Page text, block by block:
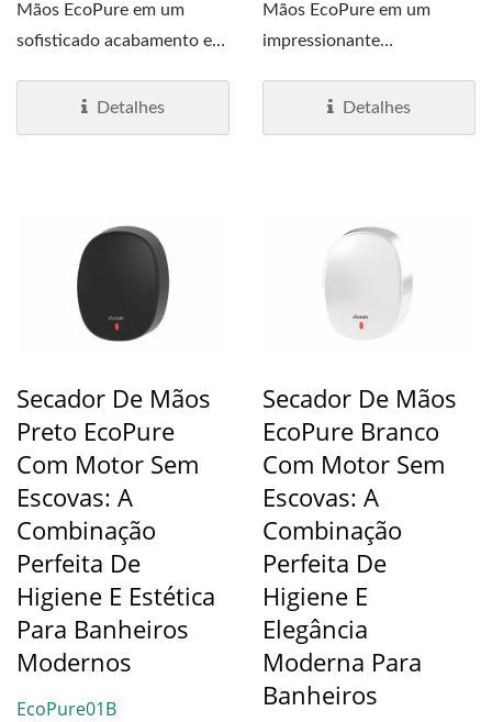
Mãos EcoPure em um
sofisticado acabamento em
Detalhes
Mãos EcoPure em um
impressionante
inoxidável,...Detalhes
Secador De Mãos
Preto EcoPure
Com Motor Sem
Escovas: A
Combinação
Perfeita De
Higiene E Estética
Para Banheiros
Modernos
EcoPure01B
Secador De Mãos
EcoPure Branco
Com Motor Sem
Escovas: A
Combinação
Perfeita De
Higiene E
Elegância
Moderna Para
Banheiros